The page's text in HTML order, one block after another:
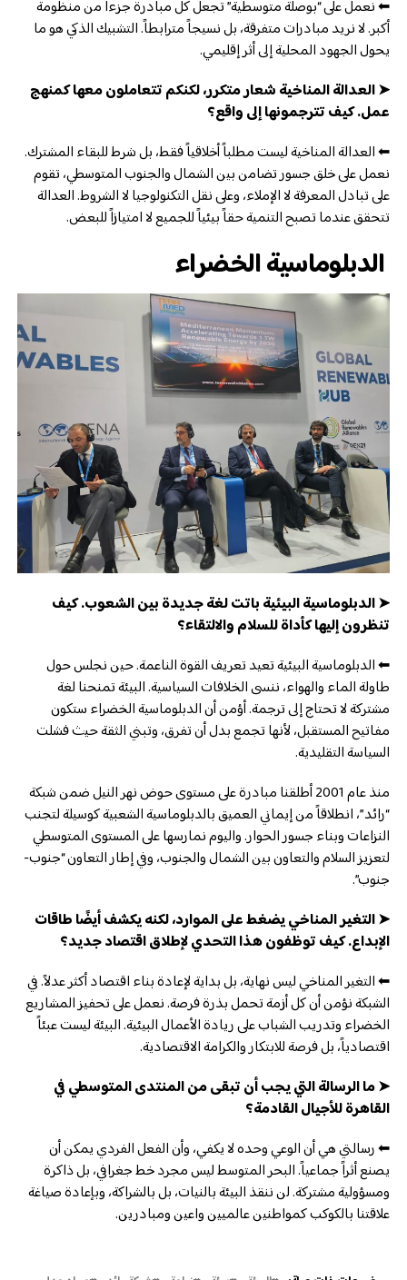
⬅ نعمل على “بوصلة متوسطية” تجعل كل مبادرة جزءاً من منظومة
أكبر. لا نريد مبادرات متفرقة، بل نسيجاً مترابطاً. التشبيك الذكي هو ما
يحول الجهود المحلية إلى أثر إقليمي.
➤ العدالة المناخية شعار متكرر، لكنكم تتعاملون معها كمنهج
عمل. كيف تترجمونها إلى واقع؟
⬅ العدالة المناخية ليست مطلباً أخلاقياً فقط، بل شرط للبقاء المشترك.
نعمل على خلق جسور تضامن بين الشمال والجنوب المتوسطي، تقوم
على تبادل المعرفة لا الإملاء، وعلى نقل التكنولوجيا لا الشروط. العدالة
تتحقق عندما تصبح التنمية حقاً بيئياً للجميع لا امتيازاً للبعض.
الدبلوماسية الخضراء
➤ الدبلوماسية البيئية باتت لغة جديدة بين الشعوب. كيف
تنظرون إليها كأداة للسلام والالتقاء؟
⬅ الدبلوماسية البيئية تعيد تعريف القوة الناعمة. حين نجلس حول
طاولة الماء والهواء، ننسى الخلافات السياسية. البيئة تمنحنا لغة
مشتركة لا تحتاج إلى ترجمة. أؤمن أن الدبلوماسية الخضراء ستكون
مفاتيح المستقبل، لأنها تجمع بدل أن تفرق، وتبني الثقة حيث فشلت
السياسة التقليدية.
منذ عام 2001 أطلقنا مبادرة على مستوى حوض نهر النيل ضمن شبكة
“رائد”، انطلاقاً من إيماني العميق بالدبلوماسية الشعبية كوسيلة لتجنب
النزاعات وبناء جسور الحوار. واليوم نمارسها على المستوى المتوسطي
لتعزيز السلام والتعاون بين الشمال والجنوب، وفي إطار التعاون “جنوب-
جنوب”.
➤ التغير المناخي يضغط على الموارد، لكنه يكشف أيضًا طاقات
الإبداع. كيف توظفون هذا التحدي لإطلاق اقتصاد جديد؟
⬅ التغير المناخي ليس نهاية، بل بداية لإعادة بناء اقتصاد أكثر عدلاً. في
الشبكة نؤمن أن كل أزمة تحمل بذرة فرصة. نعمل على تحفيز المشاريع
الخضراء وتدريب الشباب على ريادة الأعمال البيئية. البيئة ليست عبئاً
اقتصادياً، بل فرصة للابتكار والكرامة الاقتصادية.
➤ ما الرسالة التي يجب أن تبقى من المنتدى المتوسطي في
القاهرة للأجيال القادمة؟
⬅ رسالتي هي أن الوعي وحده لا يكفي، وأن الفعل الفردي يمكن أن
يصنع أثراً جماعياً. البحر المتوسط ليس مجرد خط جغرافي، بل ذاكرة
ومسؤولية مشتركة. لن ننقذ البيئة بالنيات، بل بالشراكة، وبإعادة صياغة
علاقتنا بالكوكب كمواطنين عالميين واعين ومبادرين.